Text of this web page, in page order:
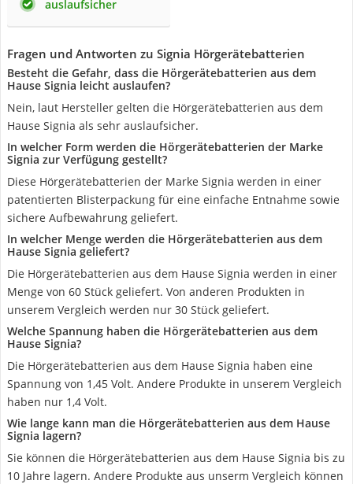
auslaufsicher
Fragen und Antworten zu Signia Hörgerätebatterien
Besteht die Gefahr, dass die Hörgerätebatterien aus dem
Hause Signia leicht auslaufen?
Nein, laut Hersteller gelten die Hörgerätebatterien aus dem
Hause Signia als sehr auslaufsicher.
In welcher Form werden die Hörgerätebatterien der Marke
Signia zur Verfügung gestellt?
Diese Hörgerätebatterien der Marke Signia werden in einer
patentierten Blisterpackung für eine einfache Entnahme sowie
sichere Aufbewahrung geliefert.
In welcher Menge werden die Hörgerätebatterien aus dem
Hause Signia geliefert?
Die Hörgerätebatterien aus dem Hause Signia werden in einer
Menge von 60 Stück geliefert. Von anderen Produkten in
unserem Vergleich werden nur 30 Stück geliefert.
Welche Spannung haben die Hörgerätebatterien aus dem
Hause Signia?
Die Hörgerätebatterien aus dem Hause Signia haben eine
Spannung von 1,45 Volt. Andere Produkte in unserem Vergleich
haben nur 1,4 Volt.
Wie lange kann man die Hörgerätebatterien aus dem Hause
Signia lagern?
Sie können die Hörgerätebatterien aus dem Hause Signia bis zu
10 Jahre lagern. Andere Produkte aus unserm Vergleich können